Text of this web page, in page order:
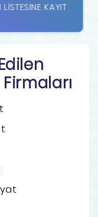
KAYIT